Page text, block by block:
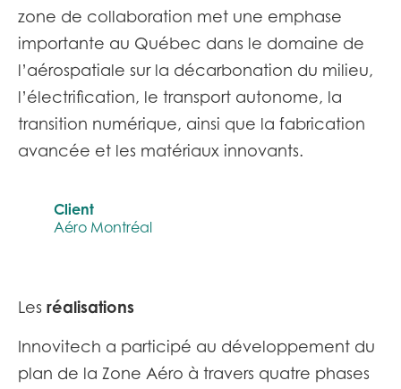
zone de collaboration met une emphase
importante au Québec dans le domaine de
l’aérospatiale sur la décarbonation du milieu,
l’électrification, le transport autonome, la
transition numérique, ainsi que la fabrication
avancée et les matériaux innovants.
Client
Aéro Montréal
Les réalisations
Innovitech a participé au développement du
plan de la Zone Aéro à travers quatre phases